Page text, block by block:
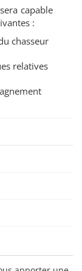
capable
:
chasseur
relatives